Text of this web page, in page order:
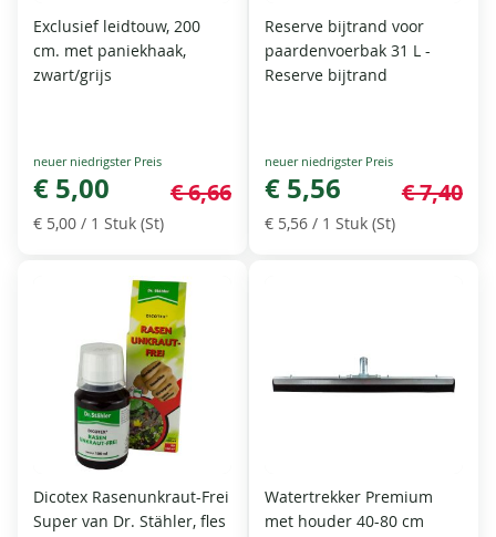
Exclusief leidtouw, 200
cm. met paniekhaak,
zwart/grijs
Special
Price
€ 5,00 € 6,66
€ 5,00 / 1 Stuk (St)
Reserve bijtrand voor
paardenvoerbak 31 L -
Reserve bijtrand
Special
Price
€ 5,56 € 7,40
€ 5,56 / 1 Stuk (St)
Dicotex Rasenunkraut-Frei
Super van Dr. Stähler, fles
Watertrekker Premium
met houder 40-80 cm